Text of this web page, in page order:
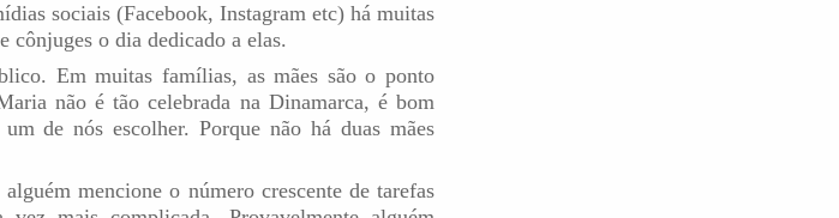
sociais (Facebook, Instagram etc) há muitas
cônjuges o dia dedicado a elas.
Em muitas famílias, as mães são o ponto
não é tão celebrada na Dinamarca, é bom
de nós escolher. Porque não há duas mães
mencione o número crescente de tarefas